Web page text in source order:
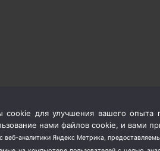
для улучшения вашего опыта
нами файлов cookie, и вами
веб-аналитики Яндекс Метрика,